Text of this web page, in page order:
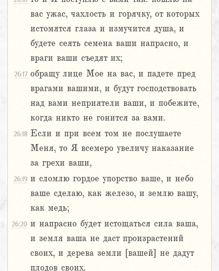
вас ужас, чахлость и горячку, от которых
истомятся глаза и измучится душа, и
будете сеять семена ваши напрасно, и
враги ваши съедят их;
26:17 обращу лице Мое на вас, и падете пред
врагами вашими, и будут господствовать
над вами неприятели ваши, и побежите,
когда никто не гонится за вами.
26:18 Если и при всем том не послушаете
Меня, то Я всемеро увеличу наказание
за грехи ваши,
26:19 и сломлю гордое упорство ваше, и небо
ваше сделаю, как железо, и землю вашу,
как медь;
26:20 и напрасно будет истощаться сила ваша,
и земля ваша не даст произрастений
своих, и дерева земли [вашей] не дадут
плодов своих.